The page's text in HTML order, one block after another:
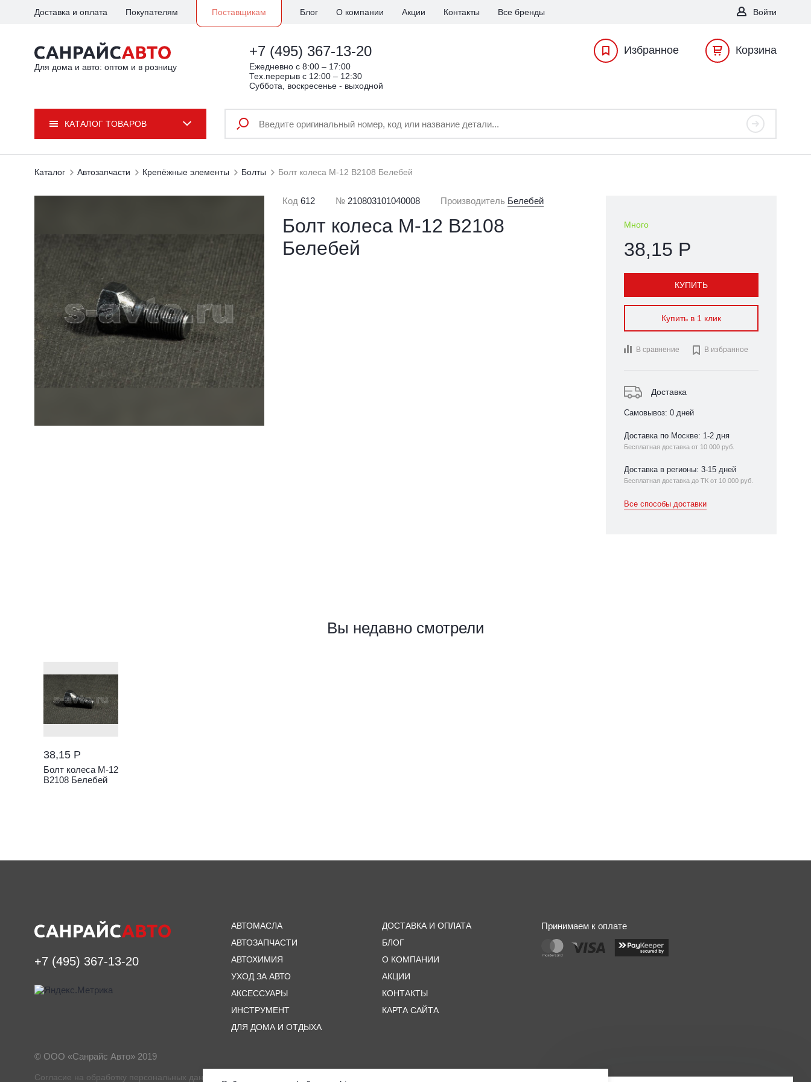
Доставка и оплата Покупателям Поставщикам Блог О компании Акции Контакты Все бренды Войти
Для дома и авто: оптом и в розницу
+7 (495) 367-13-20
Ежедневно c 8:00 – 17:00
Тех.перерыв с 12:00 – 12:30
Суббота, воскресенье - выходной
Избранное Корзина
КАТАЛОГ ТОВАРОВ
Каталог Автозапчасти Крепёжные элементы Болты Болт колеса М-12 В2108 Белебей
Код 612 № 210803101040008 Производитель Белебей
Болт колеса М-12 В2108
Белебей
Много
38,15 Р
КУПИТЬ
Купить в 1 клик
В сравнение  В избранное
Доставка
Самовывоз: 0 дней
Доставка по Москве: 1-2 дня
Бесплатная доставка от 10 000 руб.
Доставка в регионы: 3-15 дней
Бесплатная доставка до ТК от 10 000 руб.
Все способы доставки
Вы недавно смотрели
38,15 Р
Болт колеса М-12
В2108 Белебей
+7 (495) 367-13-20
АВТОМАСЛА
АВТОЗАПЧАСТИ
АВТОХИМИЯ
УХОД ЗА АВТО
АКСЕССУАРЫ
ИНСТРУМЕНТ
ДЛЯ ДОМА И ОТДЫХА
ДОСТАВКА И ОПЛАТА
БЛОГ
О КОМПАНИИ
АКЦИИ
КОНТАКТЫ
КАРТА САЙТА
Принимаем к оплате
© ООО «Санрайс Авто» 2019
Согласие на обработку персональных данных